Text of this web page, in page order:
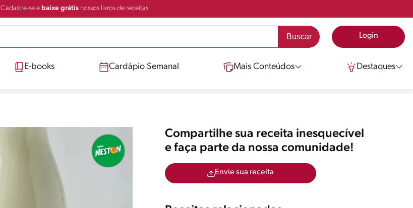
Cadastre-se e baixe grátisnossos livros de receitas
Login
E-books Cardápio Semanal Mais Conteúdos Destaques
Compartilhe sua receita inesquecível
e faça parte da nossa comunidade!
Envie sua receita